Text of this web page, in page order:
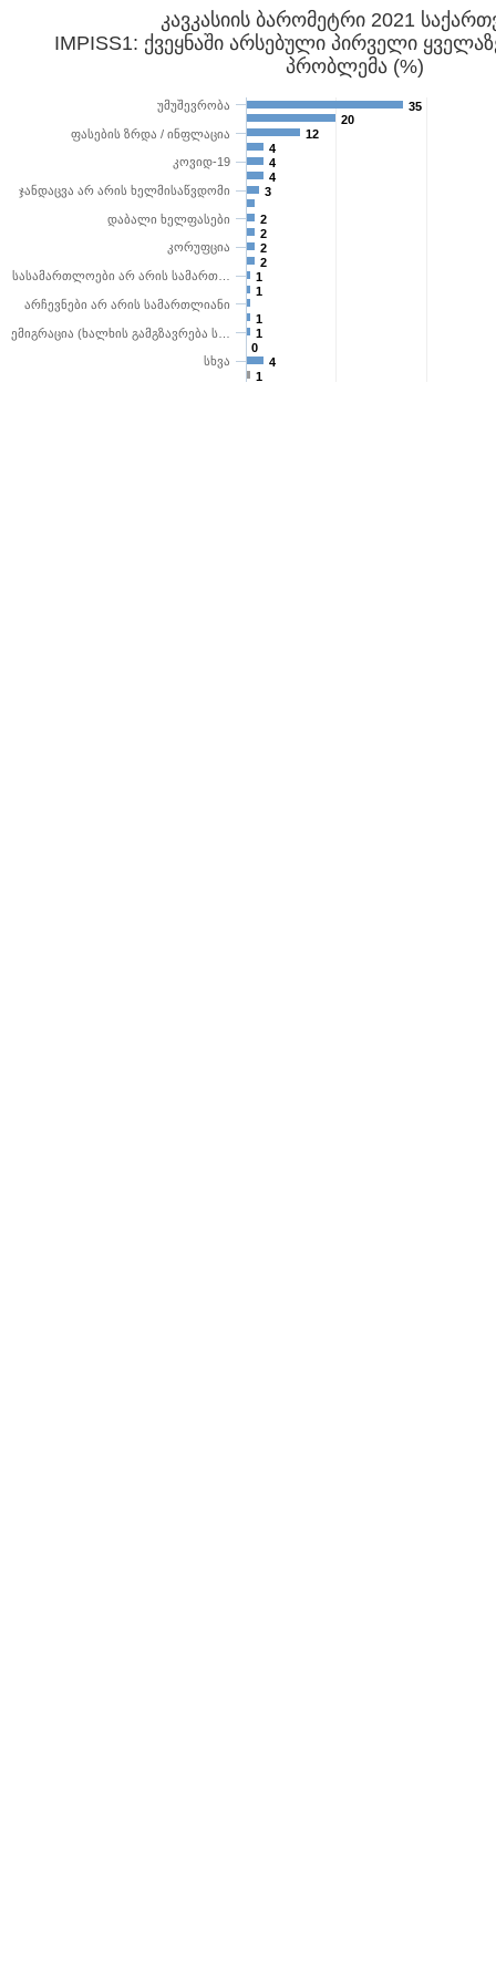
კავკასიის ბარომეტრი 2021
IMPISS1: ქვეყნაში არსებული პირველი
პრობლემა (%)
35
20
12
4
4
4
3
2
2
2
2
1
1
1
1
0
4
1
უმუშევრობა
ფასების ზრდა / ინფლაცია
კოვიდ-19
ჯანდაცვა არ არის ხელმისაწვდომი
დაბალი ხელფასები
კორუფცია
სასამართლოები არ არის სამართ…
არჩევნები არ არის სამართლიანი
ემიგრაცია (ხალხის გამგზავრება ს…
სხვა